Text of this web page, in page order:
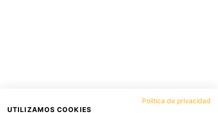
Política de privacidad
UTILIZAMOS COOKIES